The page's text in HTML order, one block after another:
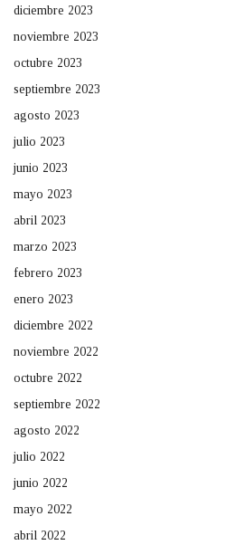
diciembre 2023
noviembre 2023
octubre 2023
septiembre 2023
agosto 2023
julio 2023
junio 2023
mayo 2023
abril 2023
marzo 2023
febrero 2023
enero 2023
diciembre 2022
noviembre 2022
octubre 2022
septiembre 2022
agosto 2022
julio 2022
junio 2022
mayo 2022
abril 2022